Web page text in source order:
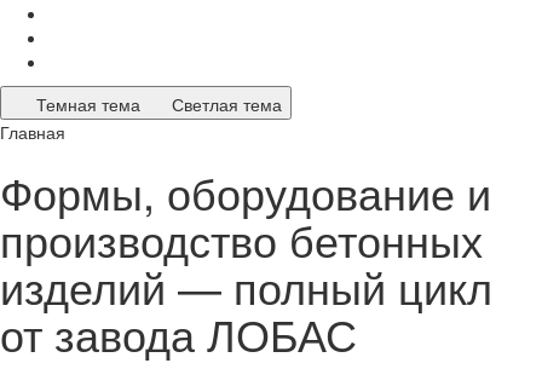
Темная тема
Светлая тема
Главная
Формы, оборудование и
производство бетонных
изделий — полный цикл
от завода ЛОБАС